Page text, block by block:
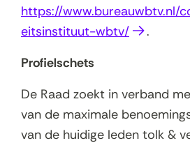
https://www.bureauwbtv.nl/
eitsinstituut-wbtv/(
e
n
t
.
Profielschets
De Raad zoekt in verband
van de maximale
van de huidige leden tolk &